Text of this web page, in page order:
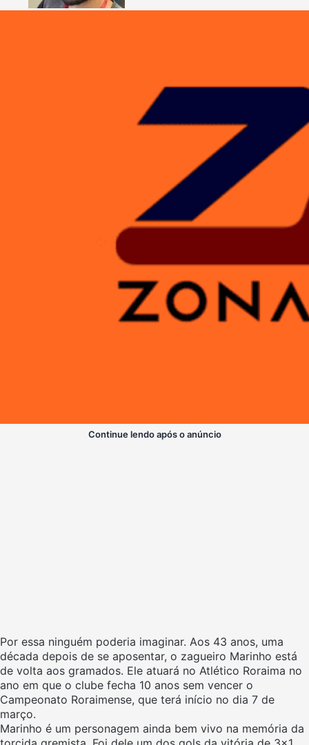
Continue lendo após o anúncio
Por essa ninguém poderia imaginar. Aos 43 anos, uma
década depois de se aposentar, o zagueiro Marinho está
de volta aos gramados. Ele atuará no Atlético Roraima no
ano em que o clube fecha 10 anos sem vencer o
Campeonato Roraimense, que terá início no dia 7 de
março.
Marinho é um personagem ainda bem vivo na memória da